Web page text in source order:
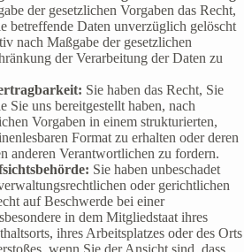
der gesetzlichen Vorgaben das Recht,
betreffende Daten unverzüglich gelöscht
nach Maßgabe der gesetzlichen
der Verarbeitung der Daten zu
Sie haben das Recht, Sie
Sie uns bereitgestellt haben, nach
Vorgaben in einem strukturierten,
Format zu erhalten oder deren
anderen Verantwortlichen zu fordern.
Sie haben unbeschadet
oder gerichtlichen
auf Beschwerde bei einer
in dem Mitgliedstaat ihres
ihres Arbeitsplatzes oder des Orts
wenn Sie der Ansicht sind, dass